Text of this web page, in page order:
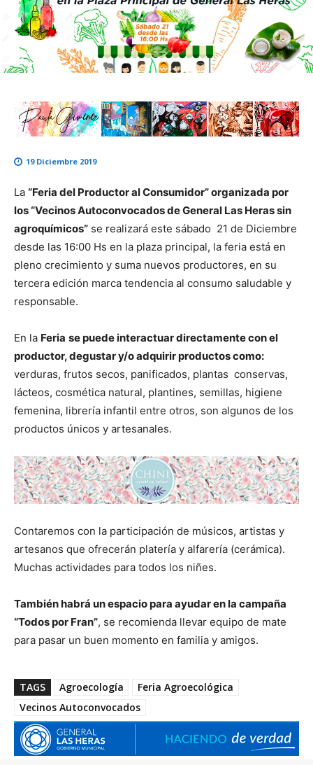
19 Diciembre 2019
La “Feria del Productor al Consumidor” organizada por
los “Vecinos Autoconvocados de General Las Heras sin
agroquímicos” se realizará este sábado 21 de Diciembre
desde las 16:00 Hs en la plaza principal, la feria está en
pleno crecimiento y suma nuevos productores, en su
tercera edición marca tendencia al consumo saludable y
responsable.
En la Feria se puede interactuar directamente con el
productor, degustar y/o adquirir productos como:
verduras, frutos secos, panificados, plantas conservas,
lácteos, cosmética natural, plantines, semillas, higiene
femenina, librería infantil entre otros, son algunos de los
productos únicos y artesanales.
Contaremos con la participación de músicos, artistas y
artesanos que ofrecerán platería y alfarería (cerámica).
Muchas actividades para todos los niñes.
También habrá un espacio para ayudar en la campaña
“Todos por Fran”, se recomienda llevar equipo de mate
para pasar un buen momento en familia y amigos.
TAGS Agroecología
Feria Agroecológica
Vecinos Autoconvocados